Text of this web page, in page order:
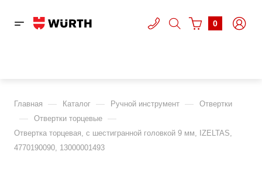
0
Главная — Каталог — Ручной инструмент — Отвертки
— Отвертки торцевые —
Отвертка торцевая, с шестигранной головкой 9 мм, IZELTAS,
4770190090, 13000001493